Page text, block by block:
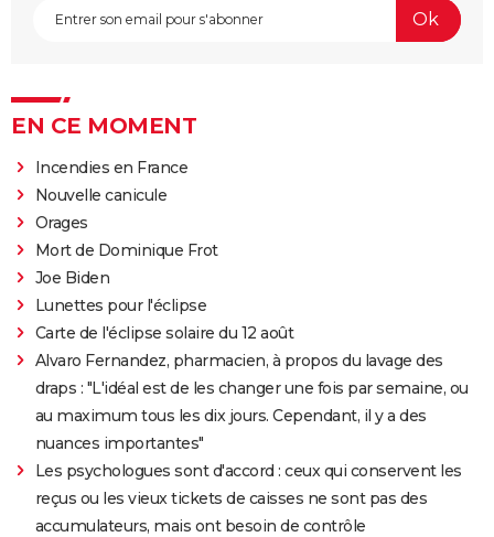
EN CE MOMENT
Incendies en France
Nouvelle canicule
Orages
Mort de Dominique Frot
Joe Biden
Lunettes pour l'éclipse
Carte de l'éclipse solaire du 12 août
Alvaro Fernandez, pharmacien, à propos du lavage des
draps : "L'idéal est de les changer une fois par semaine, ou
au maximum tous les dix jours. Cependant, il y a des
nuances importantes"
Les psychologues sont d'accord : ceux qui conservent les
reçus ou les vieux tickets de caisses ne sont pas des
accumulateurs, mais ont besoin de contrôle